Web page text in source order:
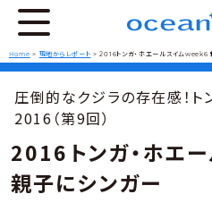
Home > 現地からレポート >2016トンガ・ホエールスイムweek6
圧倒的なクジラの存在感！
2016（第9回）
2016トンガ・ホエ
親子にシンガー